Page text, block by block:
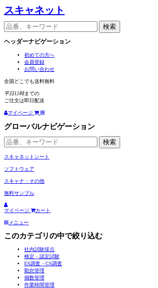
スキャネット
検索
ヘッダーナビゲーション
初めての方へ
会員登録
お問い合わせ
全国どこでも送料無料
平日12時までの
ご注文は即日配送
マイページ
グローバルナビゲーション
検索
スキャネットシート
ソフトウェア
スキャナ・その他
無料サンプル
マイページ カート
メニュー
このカテゴリの中で絞り込む
社内試験採点
検定・認定試験
ES調査・CS調査
勤怠管理
個数管理
作業時間管理